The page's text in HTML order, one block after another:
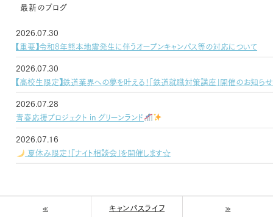
最新のブログ
2026.07.30
【重要】令和8年熊本地震発生に伴うオープンキャンパス等の対応について
2026.07.30
【高校生限定】鉄道業界への夢を叶える！「鉄道就職対策講座」開催のお知らせ
2026.07.28
青春応援プロジェクト in グリーンランド
2026.07.16
夏休み限定！『ナイト相談会』を開催します☆
« キャンパスライフ »